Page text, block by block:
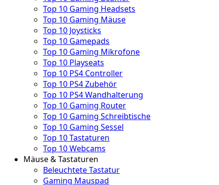
Top 10 Gaming Headsets
Top 10 Gaming Mäuse
Top 10 Joysticks
Top 10 Gamepads
Top 10 Gaming Mikrofone
Top 10 Playseats
Top 10 PS4 Controller
Top 10 PS4 Zubehör
Top 10 PS4 Wandhalterung
Top 10 Gaming Router
Top 10 Gaming Schreibtische
Top 10 Gaming Sessel
Top 10 Tastaturen
Top 10 Webcams
Mäuse & Tastaturen
Beleuchtete Tastatur
Gaming Mauspad